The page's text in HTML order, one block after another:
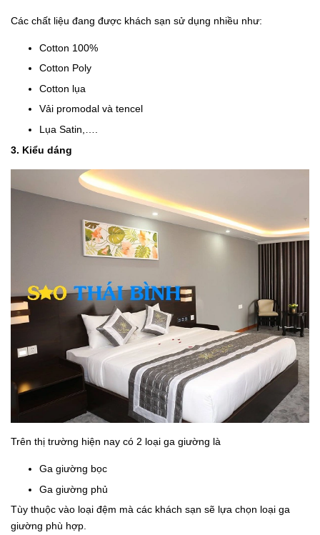
Các chất liệu đang được khách sạn sử dụng nhiều như:
Cotton 100%
Cotton Poly
Cotton lụa
Vải promodal và tencel
Lụa Satin,….
3. Kiểu dáng
Trên thị trường hiện nay có 2 loại ga giường là
Ga giường bọc
Ga giường phủ
Tùy thuộc vào loại đệm mà các khách sạn sẽ lựa chọn loại ga
giường phù hợp.